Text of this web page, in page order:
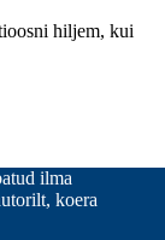
hiljem, kui
ilma
koera